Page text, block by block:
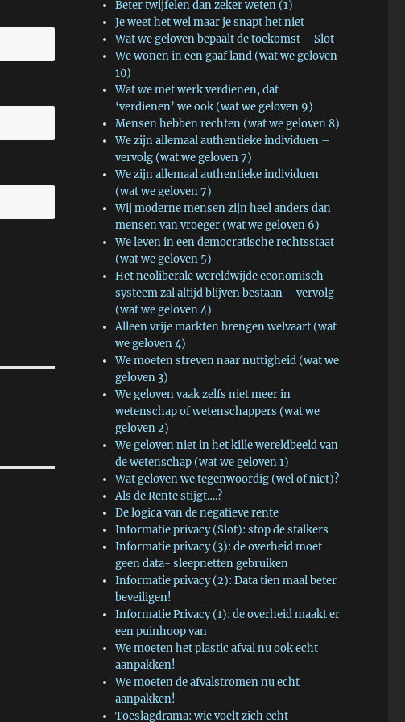
Beter twijfelen dan zeker weten (1)
Je weet het wel maar je snapt het niet
Wat we geloven bepaalt de toekomst – Slot
We wonen in een gaaf land (wat we geloven
10)
Wat we met werk verdienen, dat
‘verdienen’ we ook (wat we geloven 9)
Mensen hebben rechten (wat we geloven 8)
We zijn allemaal authentieke individuen –
vervolg (wat we geloven 7)
We zijn allemaal authentieke individuen
(wat we geloven 7)
Wij moderne mensen zijn heel anders dan
mensen van vroeger (wat we geloven 6)
We leven in een democratische rechtsstaat
(wat we geloven 5)
Het neoliberale wereldwijde economisch
systeem zal altijd blijven bestaan – vervolg
(wat we geloven 4)
Alleen vrije markten brengen welvaart (wat
we geloven 4)
We moeten streven naar nuttigheid (wat we
geloven 3)
We geloven vaak zelfs niet meer in
wetenschap of wetenschappers (wat we
geloven 2)
We geloven niet in het kille wereldbeeld van
de wetenschap (wat we geloven 1)
Wat geloven we tegenwoordig (wel of niet)?
Als de Rente stijgt….?
De logica van de negatieve rente
Informatie privacy (Slot): stop de stalkers
Informatie privacy (3): de overheid moet
geen data- sleepnetten gebruiken
Informatie privacy (2): Data tien maal beter
beveiligen!
Informatie Privacy (1): de overheid maakt er
een puinhoop van
We moeten het plastic afval nu ook echt
aanpakken!
We moeten de afvalstromen nu echt
aanpakken!
Toeslagdrama: wie voelt zich echt